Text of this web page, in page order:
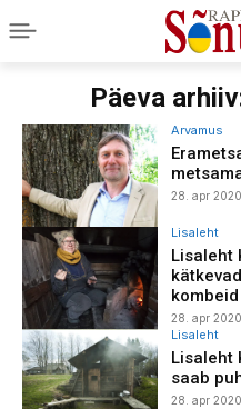
Päeva
Arvamus
28. apr 2020
Lisaleht
Lisaleht
kombeid
28. apr 2020
Lisaleht
Lisaleht
saab
28. apr 2020